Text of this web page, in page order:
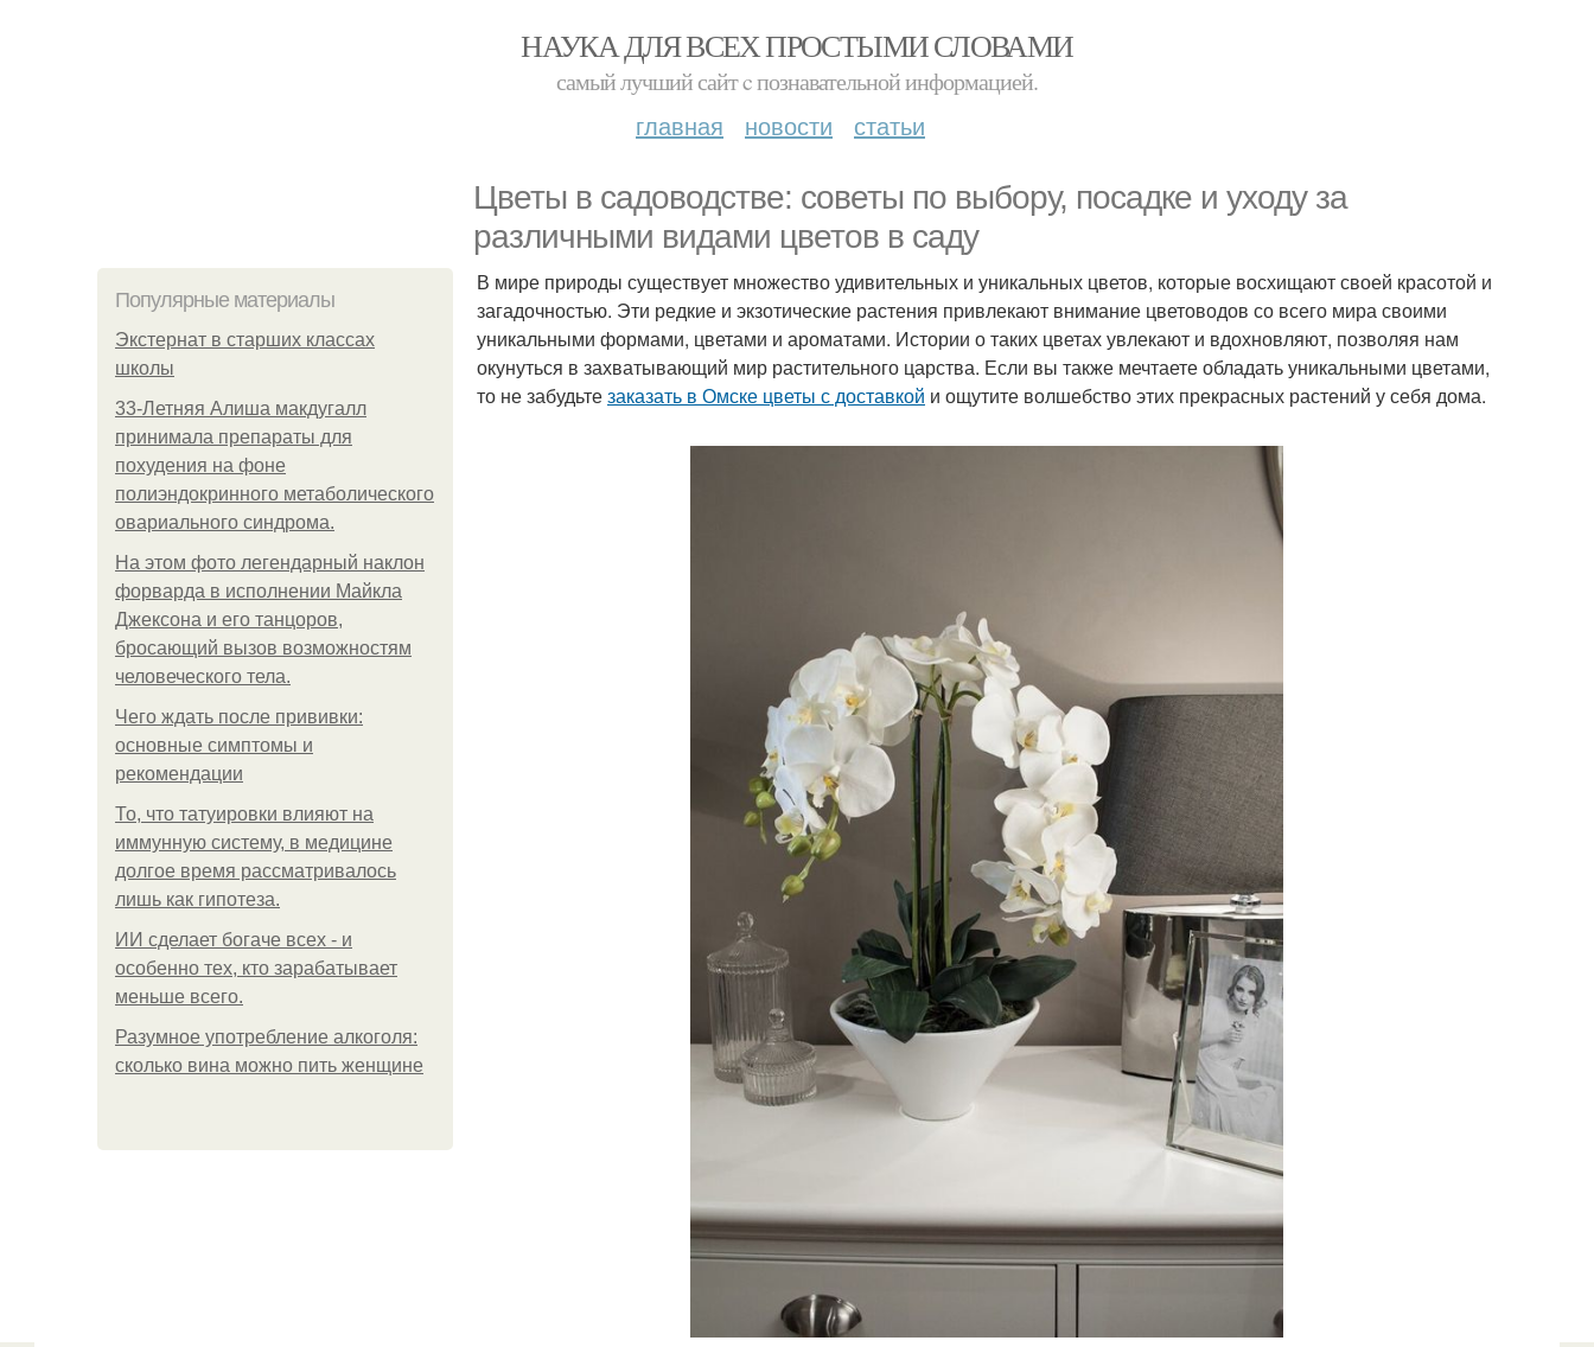
НАУКА ДЛЯ ВСЕХ ПРОСТЫМИ СЛОВАМИ
самый лучший сайт c познавательной информацией.
главная новости статьи
Цветы в садоводстве: советы по выбору, посадке и уходу за
различными видами цветов в саду
Популярные материалы
Экстернат в старших классах
школы
33-Летняя Алиша макдугалл
принимала препараты для
похудения на фоне
полиэндокринного метаболического
овариального синдрома.
На этом фото легендарный наклон
форварда в исполнении Майкла
Джексона и его танцоров,
бросающий вызов возможностям
человеческого тела.
Чего ждать после прививки:
основные симптомы и
рекомендации
То, что татуировки влияют на
иммунную систему, в медицине
долгое время рассматривалось
лишь как гипотеза.
ИИ сделает богаче всех - и
особенно тех, кто зарабатывает
меньше всего.
Разумное употребление алкоголя:
сколько вина можно пить женщине
В мире природы существует множество удивительных и уникальных цветов, которые восхищают своей красотой и
загадочностью. Эти редкие и экзотические растения привлекают внимание цветоводов со всего мира своими
уникальными формами, цветами и ароматами. Истории о таких цветах увлекают и вдохновляют, позволяя нам
окунуться в захватывающий мир растительного царства. Если вы также мечтаете обладать уникальными цветами,
то не забудьтезаказать в Омске цветы с доставкой и ощутите волшебство этих прекрасных растений у себя дома.